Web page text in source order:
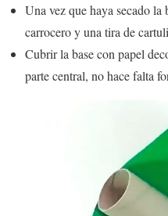
Una vez que haya secado
carrocero y una tira de
Cubrir la base con papel
parte central, no hace falta